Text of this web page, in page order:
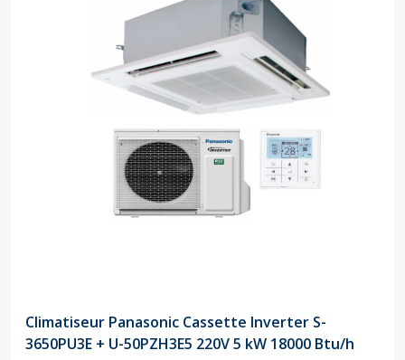
Climatiseur Panasonic Cassette Inverter S-
3650PU3E + U-50PZH3E5 220V 5 kW 18000 Btu/h